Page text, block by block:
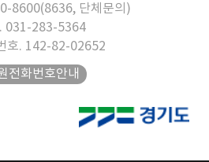
8600(8636, 단체문의)
031-283-5364
호. 142-82-02652
전화번호안내